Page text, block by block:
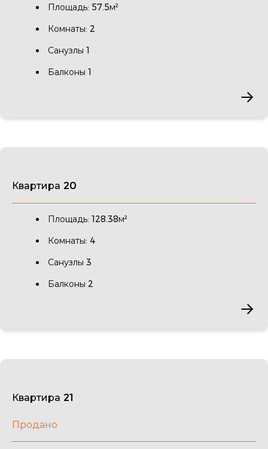
Площадь: 57.5м²
Комнаты: 2
Санузлы 1
Балконы 1
Квартира 20
Площадь: 128.38м²
Комнаты: 4
Санузлы 3
Балконы 2
Квартира 21
Продано